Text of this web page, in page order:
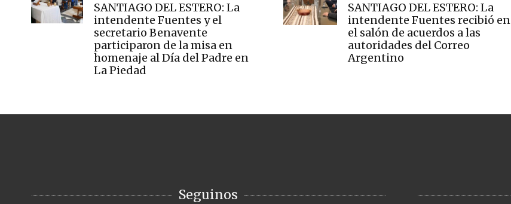
SANTIAGO DEL ESTERO: La
intendente Fuentes y el
secretario Benavente
participaron de la misa en
homenaje al Día del Padre en
La Piedad
SANTIAGO DEL ESTERO: La
intendente Fuentes recibió en
el salón de acuerdos a las
autoridades del Correo
Argentino
Seguinos